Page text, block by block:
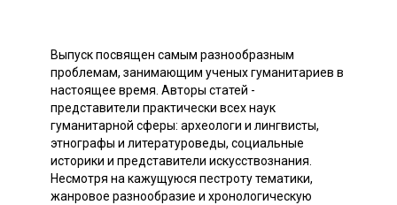
Выпуск посвящен самым разнообразным
проблемам, занимающим ученых гуманитариев в
настоящее время. Авторы статей -
представители практически всех наук
гуманитарной сферы: археологи и лингвисты,
этнографы и литературоведы, социальные
историки и представители искусствознания.
Несмотря на кажущуюся пестроту тематики,
жанровое разнообразие и хронологическую